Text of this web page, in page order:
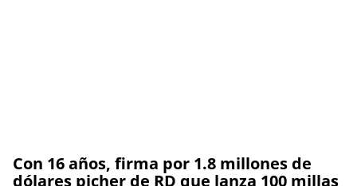
Con 16 años, firma por 1.8 millones de
dólares picher de RD que lanza 100 millas